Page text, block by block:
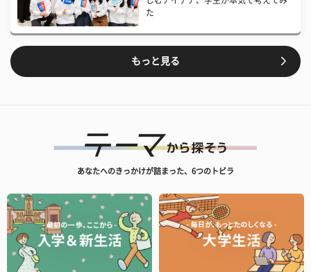
た
もっと見る
あなたへのきっかけが詰まった、6つのトビラ